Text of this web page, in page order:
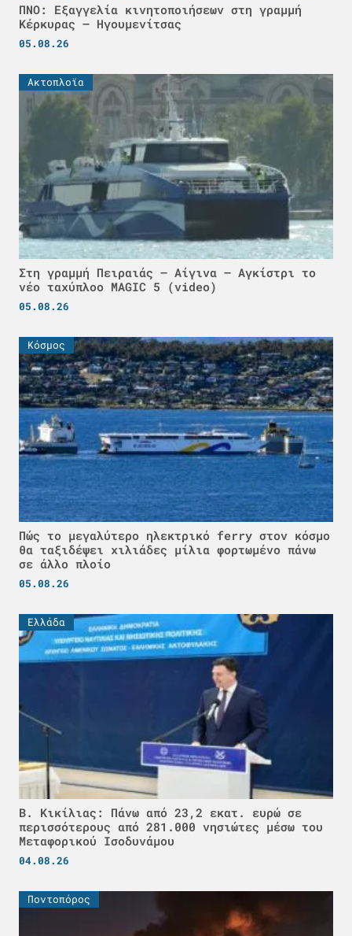
ΠΝΟ: Εξαγγελία κινητοποιήσεων στη γραμμή
Κέρκυρας – Ηγουμενίτσας
05.08.26
Ακτοπλοϊα
Στη γραμμή Πειραιάς – Αίγινα – Αγκίστρι το
νέο ταχύπλοο MAGIC 5 (video)
05.08.26
Κόσμος
Πώς το μεγαλύτερο ηλεκτρικό ferry στον κόσμο
θα ταξιδέψει χιλιάδες μίλια φορτωμένο πάνω
σε άλλο πλοίο
05.08.26
Ελλάδα
Β. Κικίλιας: Πάνω από 23,2 εκατ. ευρώ σε
περισσότερους από 281.000 νησιώτες μέσω του
Μεταφορικού Ισοδυνάμου
04.08.26
Ποντοπόρος